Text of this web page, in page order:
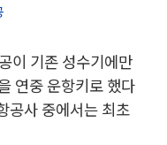
이 기존 성수기에만
연중 운항키로 했다
공사 중에서는 최초